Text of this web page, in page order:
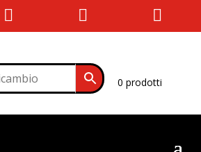
  
0 prodotti